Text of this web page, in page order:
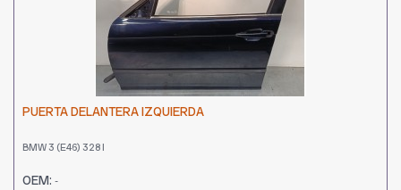
PUERTA DELANTERA IZQUIERDA
BMW 3 (E46) 328 I
OEM: -